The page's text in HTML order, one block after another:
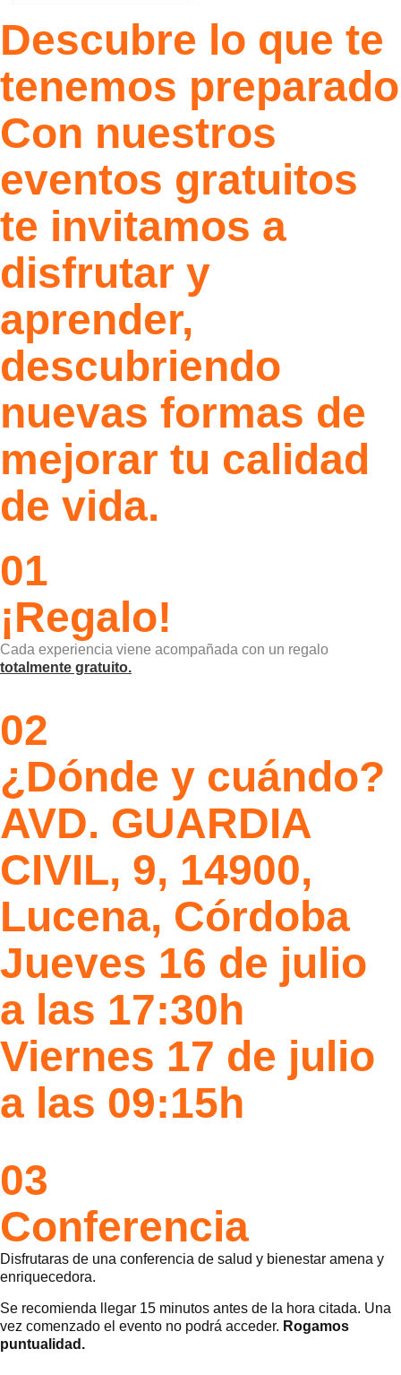
Descubre lo que te
tenemos preparado
Con nuestros
eventos gratuitos
te invitamos a
disfrutar y
aprender,
descubriendo
nuevas formas de
mejorar tu calidad
de vida.
01
¡Regalo!
Cada experiencia viene acompañada con un regalo
totalmente gratuito.
02
¿Dónde y cuándo?
AVD. GUARDIA
CIVIL, 9, 14900,
Lucena, Córdoba
Jueves 16 de julio
a las 17:30h
Viernes 17 de julio
a las 09:15h
03
Conferencia
Disfrutaras de una conferencia de salud y bienestar amena y
enriquecedora.
Se recomienda llegar 15 minutos antes de la hora citada. Una
vez comenzado el evento no podrá acceder. Rogamos
puntualidad.